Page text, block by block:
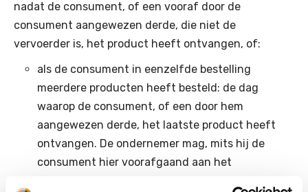
nadat de consument, of een vooraf door de
consument aangewezen derde, die niet de
vervoerder is, het product heeft ontvangen, of:
als de consument in eenzelfde bestelling
meerdere producten heeft besteld: de dag
waarop de consument, of een door hem
aangewezen derde, het laatste product heeft
ontvangen. De ondernemer mag, mits hij de
consument hier voorafgaand aan het